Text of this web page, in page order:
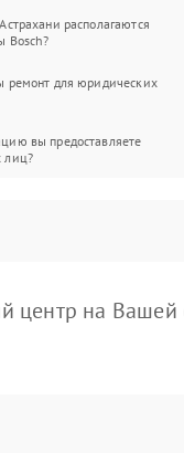
располагаются
Bosch?
ремонт для юридических
вы предоставляете
лиц?
центр на Вашей